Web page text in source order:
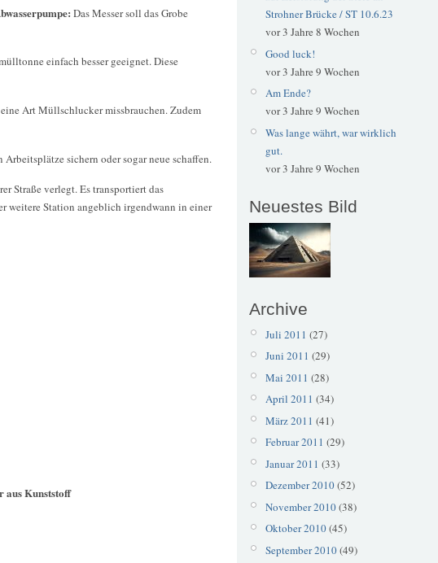
Das Messer soll das Grobe
einfach besser geeignet. Diese
Art Müllschlucker missbrauchen. Zudem
sichern oder sogar neue schaffen.
Straße verlegt. Es transportiert das
weitere Station angeblich irgendwann in einer
aus Kunststoff
Strohner Brücke / ST 10.6.23
vor 3 Jahre 8 Wochen
Good luck!
vor 3 Jahre 9 Wochen
Am Ende?
vor 3 Jahre 9 Wochen
Was lange währt, war wirklich
gut.
vor 3 Jahre 9 Wochen
Neuestes Bild
Archive
Juli 2011 (27)
Juni 2011 (29)
Mai 2011 (28)
April 2011 (34)
März 2011 (41)
Februar 2011 (29)
Januar 2011 (33)
Dezember 2010(52)
November 2010(38)
Oktober 2010(45)
September 2010(49)